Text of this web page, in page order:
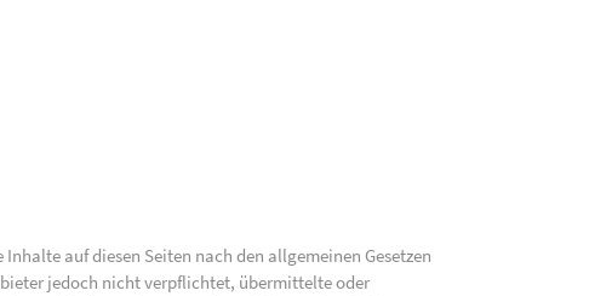
auf diesen Seiten nach den allgemeinen Gesetzen
jedoch nicht verpflichtet, übermittelte oder